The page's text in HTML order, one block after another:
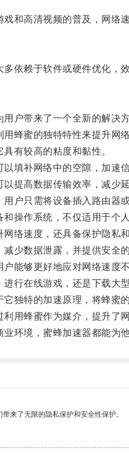
高清视频的普及，网络速
赖于软件或硬件优化，效
户带来了一个全新的解决方
蜜的独特特性来提升网络
有较高的粘度和黏性。
补网络中的空隙，加速信
高数据传输效率，减少延
只需将设备插入路由器或
作系统，不仅适用于个人
速度，还具备保护隐私和
数据泄露，并提供安全的
够更好地应对网络速度不
在线游戏，还是下载大型
特的加速原理，将蜂蜜的
蜂蜜作为媒介，提升了网
境，蜜蜂加速器都能为他
来了无限的隐私保护和安全性保护。